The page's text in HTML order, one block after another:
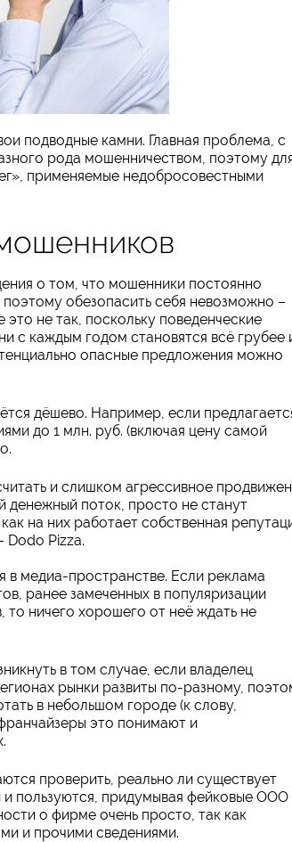
подводные камни. Главная проблема, с
рода мошенничеством, поэтому
применяемые недобросовестными
о том, что мошенники постоянно
обезопасить себя невозможно –
не так, поскольку поведенческие
с каждым годом становятся всё грубее
опасные предложения можно
дёшево. Например, если
до 1 млн. руб. (включая цену самой
и слишком агрессивное
поток, просто не станут
на них работает собственная
Dodo Pizza.
в медиа-пространстве. Если реклама
ранее замеченных в популяризации
ничего хорошего от неё ждать не
в том случае, если владелец
рынки развиты по-разному,
в небольшом городе (к слову,
это понимают и
проверить, реально ли существует
пользуются, придумывая фейковые ООО
о фирме очень просто, так как
и прочими сведениями.